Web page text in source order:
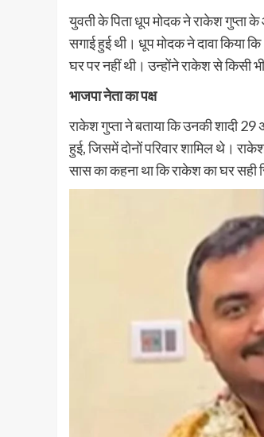
युवती के पिता धूप मोदक ने राकेश गुप्ता
सगाई हुई थी। धूप मोदक ने दावा किया
घर पर नहीं थी। उन्होंने राकेश से किसी
भाजपा नेता का पक्ष
राकेश गुप्ता ने बताया कि उनकी शादी
हुई, जिसमें दोनों परिवार शामिल थे।
सास का कहना था कि राकेश का घर सही